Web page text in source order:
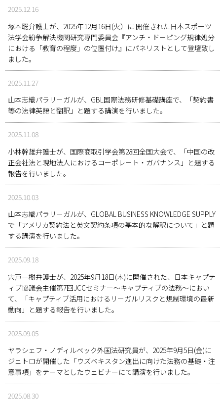
2025.12.16
塚本聡弁護士が、2025年12月16日(火）に 開催された日本スポーツ
法学会紛争解決機関研究専門委員会『アンチ・ドーピング規律処分
における「教育の程度」の位置付け』にパネリストとして登壇致し
ました。
2025.11.27
山本志織パラリーガルが、GBL国際法務研修基礎講座で、「契約書
等の法律英語と翻訳」と題する講演を行いました。
2025.11.08
小林幹雄弁護士が、国際商取引学会第28回全国大会で、「中国の改
正会社法と現地法人におけるコーポレート・ガバナンス」と題する
報告を行いました。
2025.10.03
山本志織パラリーガルが、GLOBAL BUSINESS KNOWLEDGE SUPPLY
で「アメリカ契約法と英文契約条項の基本的な解釈について」と題
する講演を行いました。
2025.09.18
宍戸一樹弁護士が、2025年9月18日(木)に開催された、日本キャプテ
ィブ協議会主催第7回JCCセミナー〜キャプティブの法務〜におい
て、「キャプティブ活用におけるリーガルリスクと規制環境の最新
動向」と題する報告を行いました。
2025.09.05
ヤラシェフ・ノディルベック外国法研究員が、2025年9月5日(金)に
ジェトロが開催した「ウズベキスタン進出に向けた法務の基礎・注
意事項」をテーマとしたウェビナーにて講演を行いました。
2025.08.30